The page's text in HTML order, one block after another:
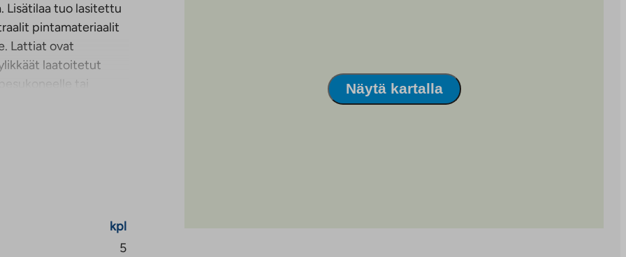
Lisätilaa tuo lasitettu
pintamateriaalit
Lattiat ovat
laatoitetut
tai
ja pyykkikaapissa.
Lisäksi
voi
on korttelin
kpl
5
Näytä kartalla